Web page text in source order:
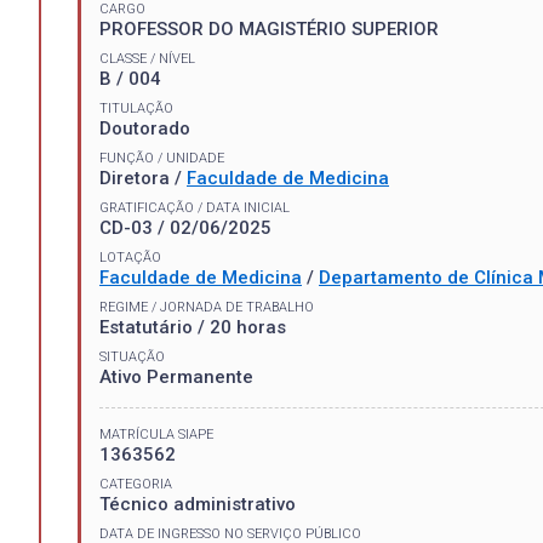
CARGO
PROFESSOR DO MAGISTÉRIO SUPERIOR
CLASSE / NÍVEL
B / 004
TITULAÇÃO
Doutorado
FUNÇÃO / UNIDADE
Diretora / Faculdade de Medicina
GRATIFICAÇÃO / DATA INICIAL
CD-03 / 02/06/2025
LOTAÇÃO
Faculdade de Medicina / Departamento de Clínica
REGIME / JORNADA DE TRABALHO
Estatutário / 20 horas
SITUAÇÃO
Ativo Permanente
MATRÍCULA SIAPE
1363562
CATEGORIA
Técnico administrativo
DATA DE INGRESSO NO SERVIÇO PÚBLICO